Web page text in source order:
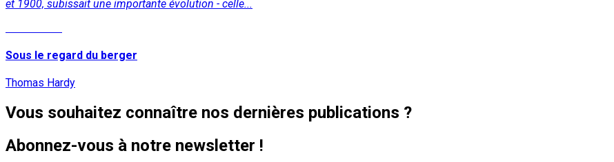
et 1900, subissait une importante évolution - celle...
Sous le regard du berger
Thomas Hardy
Vous souhaitez connaître nos dernières publications ?
Abonnez-vous à notre newsletter !